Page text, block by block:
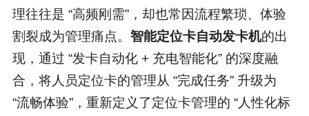
理往往是 “高频刚需”，却也常因流程繁琐、体验
割裂成为管理痛点。 智能定位卡自动发卡机的出
现，通过 “发卡自动化 + 充电智能化” 的深度融
合，将人员定位卡的管理从 “完成任务” 升级为
“流畅体验”，重新定义了定位卡管理的 “人性化标